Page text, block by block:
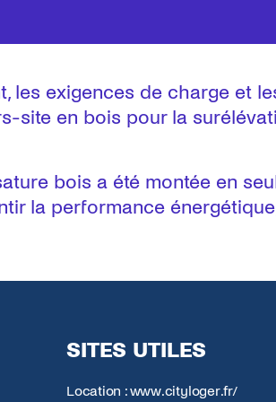
exigences de charge et
en bois pour la
bois a été montée en
la performance
SITES UTILES
Location : www.cityloger.fr/